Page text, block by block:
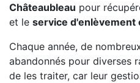
Châteaubleau pour
et le service d'enlèvement
Chaque année, de
abandonnés pour diverses
de les traiter, car leur